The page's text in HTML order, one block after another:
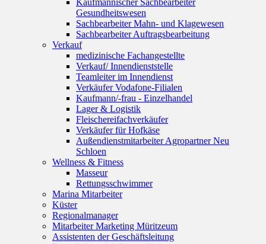
Kaufmännischer Sachbearbeiter
Gesundheitswesen
Sachbearbeiter Mahn- und Klagewesen
Sachbearbeiter Auftragsbearbeitung
Verkauf
medizinische Fachangestellte
Verkauf/ Innendienststelle
Teamleiter im Innendienst
Verkäufer Vodafone-Filialen
Kaufmann/-frau - Einzelhandel
Lager & Logistik
Fleischereifachverkäufer
Verkäufer für Hofkäse
Außendienstmitarbeiter Agropartner Neu
Schloen
Wellness & Fitness
Masseur
Rettungsschwimmer
Marina Mitarbeiter
Küster
Regionalmanager
Mitarbeiter Marketing Müritzeum
Assistenten der Geschäftsleitung